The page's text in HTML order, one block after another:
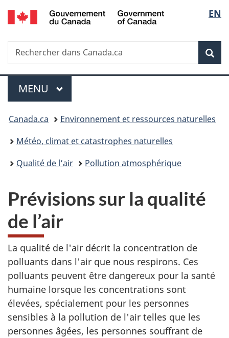
Passer
au
principal
Passer
à
Au
du
Passer
à
version
simplifiée
de
la
EN
Recherche
Rechercher
dans
Menu
MENU PRINCIPAL
Vous
êtes
ici :
Canada.ca
Environnement et ressources naturelles
Météo, climat et catastrophes naturelles
Qualité de l’air
Pollution atmosphérique
Prévisions sur la qualité
de l’air
La qualité de l'air décrit la concentration de
polluants dans l'air que nous respirons. Ces
polluants peuvent être dangereux pour la santé
humaine lorsque les concentrations sont
élevées, spécialement pour les personnes
sensibles à la pollution de l'air telles que les
personnes âgées, les personnes souffrant de